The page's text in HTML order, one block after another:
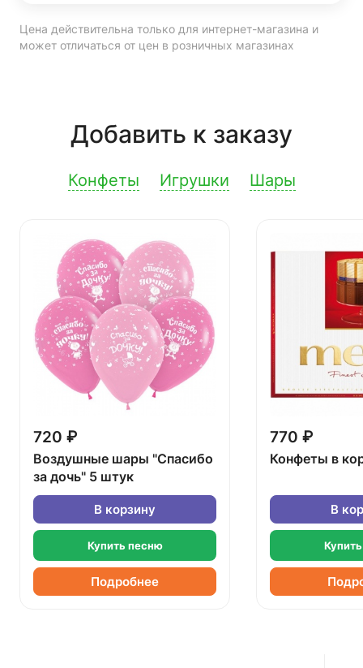
Цена действительна только для интернет-магазина и
может отличаться от цен в розничных магазинах
Добавить к заказу
Конфеты Игрушки Шары
720 ₽
Воздушные шары "Спасибо
за дочь" 5 штук
В корзину
Купить песню
Подробнее
770 ₽
Конфеты в
В